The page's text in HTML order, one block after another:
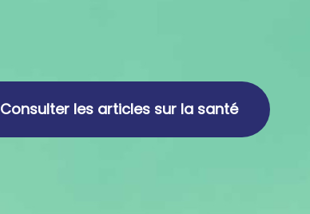
Consulter les articles sur la santé